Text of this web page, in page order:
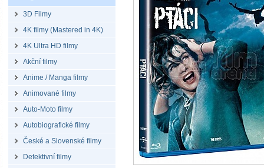
3D Filmy
4K filmy (Mastered in 4K)
4K Ultra HD filmy
Akční filmy
Anime / Manga filmy
Animované filmy
Auto-Moto filmy
Autobiografické filmy
České a Slovenské filmy
Detektivní filmy